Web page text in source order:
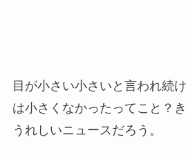
目が小さい小さいと言われ続
は小さくなかったってこと？
うれしいニュースだろう。